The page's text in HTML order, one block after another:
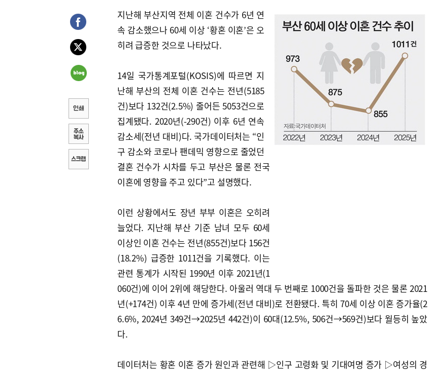
지난해 부산지역 전체 이혼 건수가 6년 연
속 감소했으나 60세 이상 ‘황혼 이혼’은 오
히려 급증한 것으로 나타났다.
14일 국가통계포털(KOSIS)에 따르면 지
난해 부산의 전체 이혼 건수는 전년(5185
건)보다 132건(2.5%) 줄어든 5053건으로
집계됐다. 2020년(-290건) 이후 6년 연속
감소세(전년 대비)다. 국가데이터처는 “인
구 감소와 코로나 팬데믹 영향으로 줄었던
결혼 건수가 시차를 두고 부산은 물론 전국
이혼에 영향을 주고 있다”고 설명했다.
이런 상황에서도 장년 부부 이혼은 오히려
늘었다. 지난해 부산 기준 남녀 모두 60세
이상인 이혼 건수는 전년(855건)보다 156건
(18.2%) 급증한 1011건을 기록했다. 이는
관련 통계가 시작된 1990년 이후 2021년(1
060건)에 이어 2위에 해당한다. 아울러 역대 두 번째로 1000건을 돌파한 것은 물론 2021
년(+174건) 이후 4년 만에 증가세(전년 대비)로 전환됐다. 특히 70세 이상 이혼 증가율(2
6.6%, 2024년 349건→2025년 442건)이 60대(12.5%, 506건→569건)보다 월등히 높았
다.
데이터처는 황혼 이혼 증가 원인과 관련해 ▷인구 고령화 및 기대여명 증가 ▷여성의 경